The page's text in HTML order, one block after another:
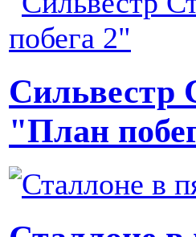
Сильвестр
"План